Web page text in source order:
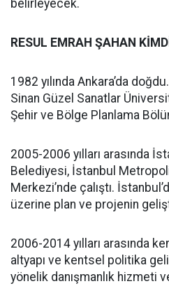
belirleyecek.
RESUL EMRAH ŞAHAN
1982 yılında Ankara’da
Sinan Güzel Sanatlar
Şehir ve Bölge Planlama
2005-2006 yılları arasında
Belediyesi, İstanbul
Merkezi’nde çalıştı.
üzerine plan ve projenin
2006-2014 yılları arasında
altyapı ve kentsel politika
yönelik danışmanlık hizmeti